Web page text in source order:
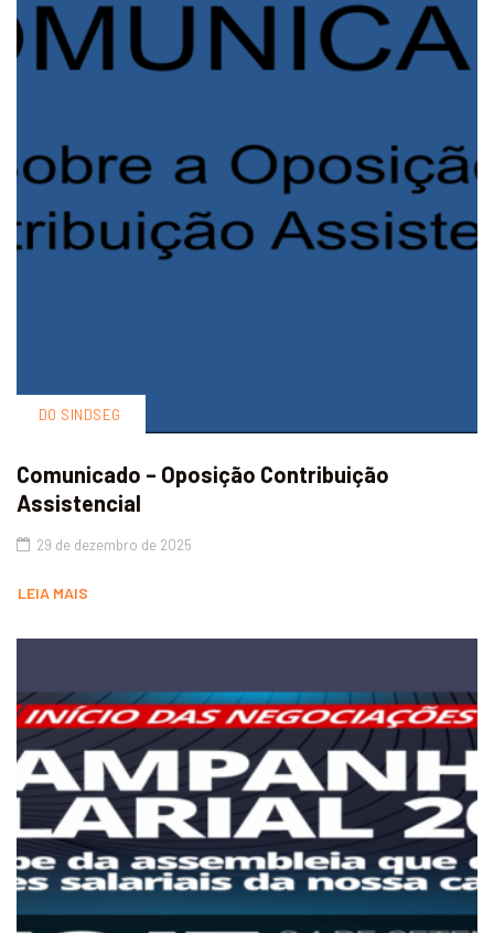
DO SINDSEG
Comunicado – Oposição Contribuição
Assistencial
29 de dezembro de 2025
LEIA MAIS